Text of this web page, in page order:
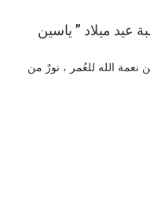
عيد ميلاد ” ياسين
نعمة الله للعُمر ، نورٌ من